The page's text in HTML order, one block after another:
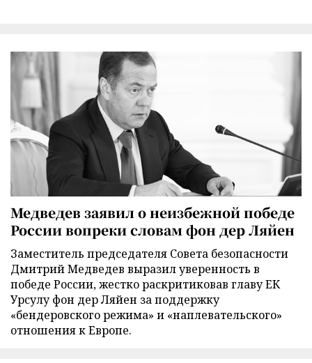
Медведев заявил о неизбежной победе
России вопреки словам фон дер Ляйен
Заместитель председателя Совета безопасности
Дмитрий Медведев выразил уверенность в
победе России, жестко раскритиковав главу ЕК
Урсулу фон дер Ляйен за поддержку
«бендеровского режима» и «наплевательского»
отношения к Европе.